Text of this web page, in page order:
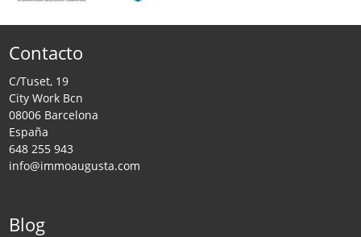
Contacto
C/Tuset, 19
City Work Bcn
08006 Barcelona
España
648 255 943
info@immoaugusta.com
Blog